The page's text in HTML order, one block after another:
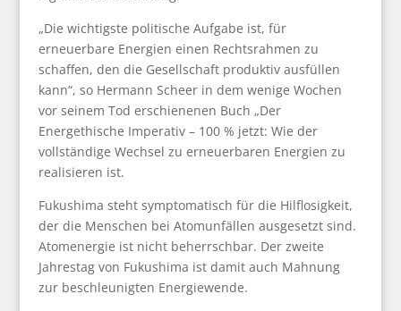
„Die wichtigste politische Aufgabe ist, für
erneuerbare Energien einen Rechtsrahmen zu
schaffen, den die Gesellschaft produktiv ausfüllen
kann“, so Hermann Scheer in dem wenige Wochen
vor seinem Tod erschienenen Buch „Der
Energethische Imperativ – 100 % jetzt: Wie der
vollständige Wechsel zu erneuerbaren Energien zu
realisieren ist.
Fukushima steht symptomatisch für die Hilflosigkeit,
der die Menschen bei Atomunfällen ausgesetzt sind.
Atomenergie ist nicht beherrschbar. Der zweite
Jahrestag von Fukushima ist damit auch Mahnung
zur beschleunigten Energiewende.